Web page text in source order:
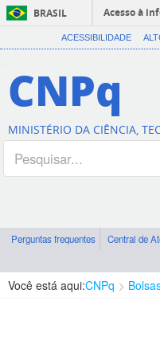
BRASIL
Acesso à
ACESSIBILIDADE
CNPq
MINISTÉRIO DA CIÊNCIA,
Perguntas frequentes Central de
Você está aqui:CNPq